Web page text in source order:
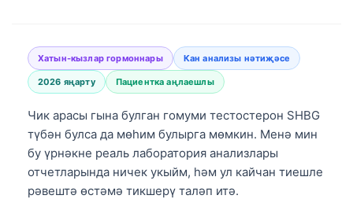
Хатын-кызлар гормоннары Кан анализы нәтиҗәсе
2026 яңарту Пациентка аңлаешлы
Чик арасы гына булган гомуми тестостерон SHBG
түбән булса да мөһим булырга мөмкин. Менә мин
бу үрнәкне реаль лаборатория анализлары
отчетларында ничек укыйм, һәм ул кайчан тиешле
рәвештә өстәмә тикшерү таләп итә.